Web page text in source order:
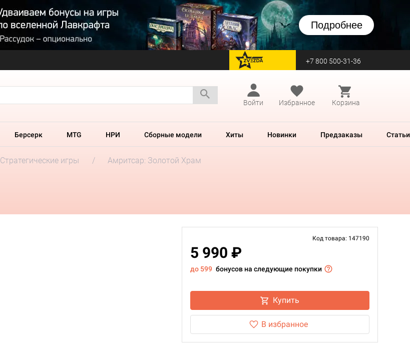
Подробнее
перейти на Zvezda +7 800 500-31-36
Войти
Избранное Корзина
Берсерк MTG НРИ Сборные модели Хиты Новинки Предзаказы Статьи
Стратегические игры Амритсар: Золотой Храм
Код товара: 147190
5 990 ₽
до 599 бонусов на следующие покупки
Купить
В избранное